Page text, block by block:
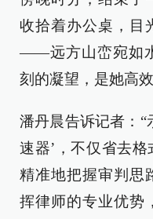
收拾着办公桌，目
——远方山峦宛如
刻的凝望，是她高
潘丹晨告诉记者：“
速器’，不仅省去
精准地把握审判思
挥律师的专业优势